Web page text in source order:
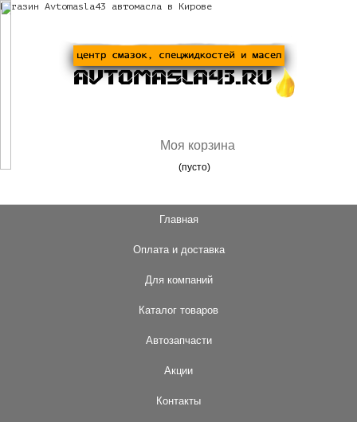
Магазин Avtomasla43 автомасла в Кирове
Моя корзина
(пусто)
Главная
Оплата и доставка
Для компаний
Каталог товаров
Автозапчасти
Акции
Контакты